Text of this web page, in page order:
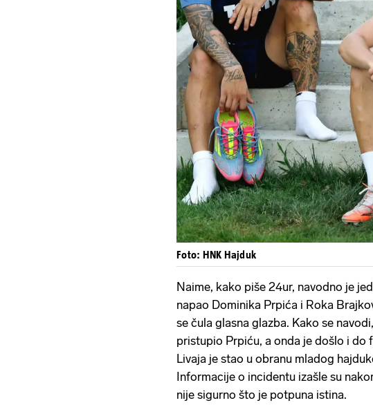
Foto: HNK Hajduk
Naime, kako piše 24ur, navodno je
napao Dominika Prpića i Roka
se čula glasna glazba. Kako se
pristupio Prpiću, a onda je došlo i do
Livaja je stao u obranu mladog
Informacije o incidentu izašle su
nije sigurno što je potpuna istina.